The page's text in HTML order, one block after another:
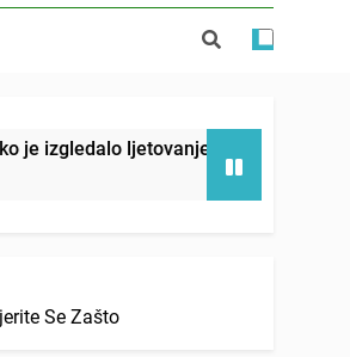
u Jugoslaviji
rodu rođenomu Jugoslaviji
Se Zašto